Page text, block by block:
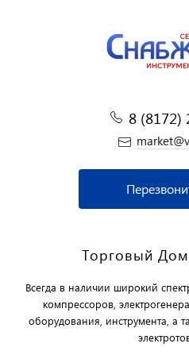
8 (8172)
Торговый
Всегда в наличии широкий
компрессоров,
оборудования, инструмента, а